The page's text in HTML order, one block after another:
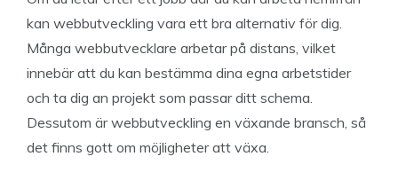
kan webbutveckling vara ett bra alternativ för dig.
Många webbutvecklare arbetar på distans, vilket
innebär att du kan bestämma dina egna arbetstider
och ta dig an projekt som passar ditt schema.
Dessutom är webbutveckling en växande bransch, så
det finns gott om möjligheter att växa.